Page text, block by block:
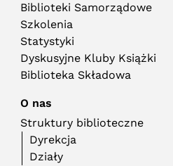
Biblioteki Samorządowe
Szkolenia
Statystyki
Dyskusyjne Kluby Książki
Biblioteka Składowa
O nas
Struktury biblioteczne
Dyrekcja
Działy